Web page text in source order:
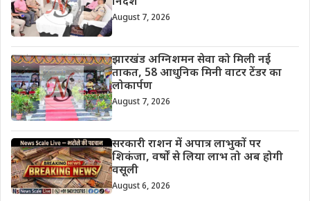
August 7, 2026
झारखंड अग्निशमन सेवा को मिली नई
ताकत, 58 आधुनिक मिनी वाटर टेंडर का
लोकार्पण
August 7, 2026
सरकारी राशन में अपात्र लाभुकों पर
शिकंजा, वर्षों से लिया लाभ तो अब होगी
वसूली
August 6, 2026